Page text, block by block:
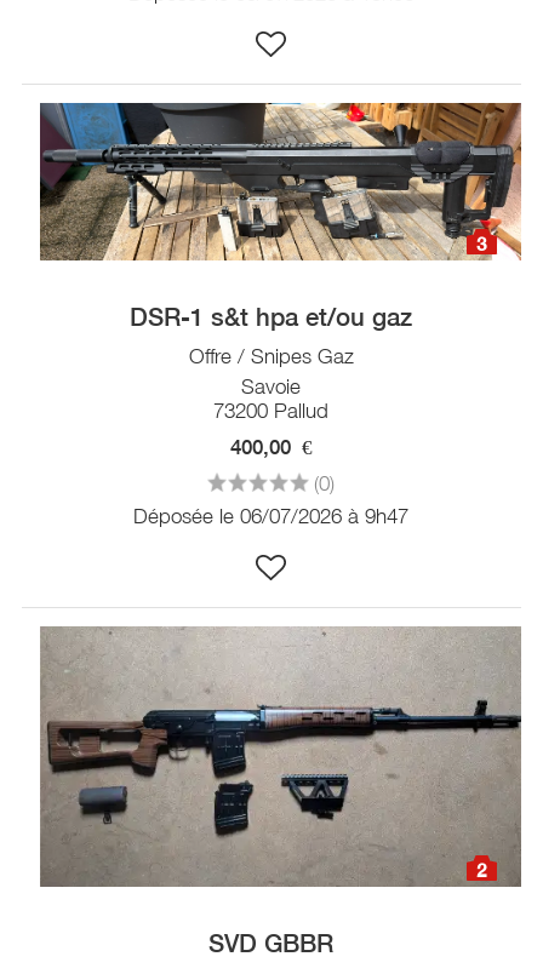
3
DSR-1 s&t hpa et/ou gaz
Offre / Snipes Gaz
Savoie
73200 Pallud
400,00 €
(0)
Déposée le 06/07/2026 à 9h47
2
SVD GBBR